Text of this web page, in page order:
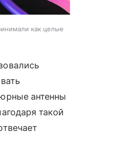
как целые
антенны
такой